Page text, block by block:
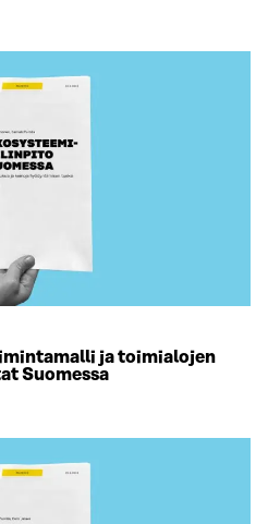
ja toimialojen
Suomessa